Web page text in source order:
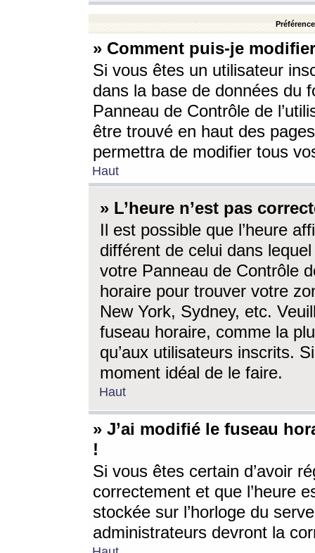
» Comment puis-je
Si vous êtes un utilisateur
dans la base de données du
Panneau de Contrôle de
être trouvé en haut des
permettra de modifier tous
Haut
» L’heure n’est pas
Il est possible que l’heure
différent de celui dans
votre Panneau de Contrôle
horaire pour trouver votre
New York, Sydney, etc.
fuseau horaire, comme la
qu’aux utilisateurs inscrits.
moment idéal de le faire.
Haut
» J’ai modifié le fuseau
!
Si vous êtes certain d’avoir
correctement et que l’heure
stockée sur l’horloge du
administrateurs devront la